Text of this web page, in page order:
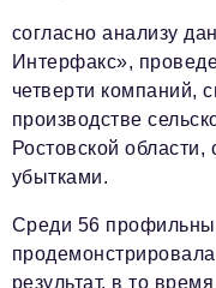
Политика
Промышленность
Общество
Транспорт
Ритейл
Телеком
согласно анализу
Интерфакс»,
четверти компаний,
производстве
Ростовской
убытками.
Среди 56
результат, в то